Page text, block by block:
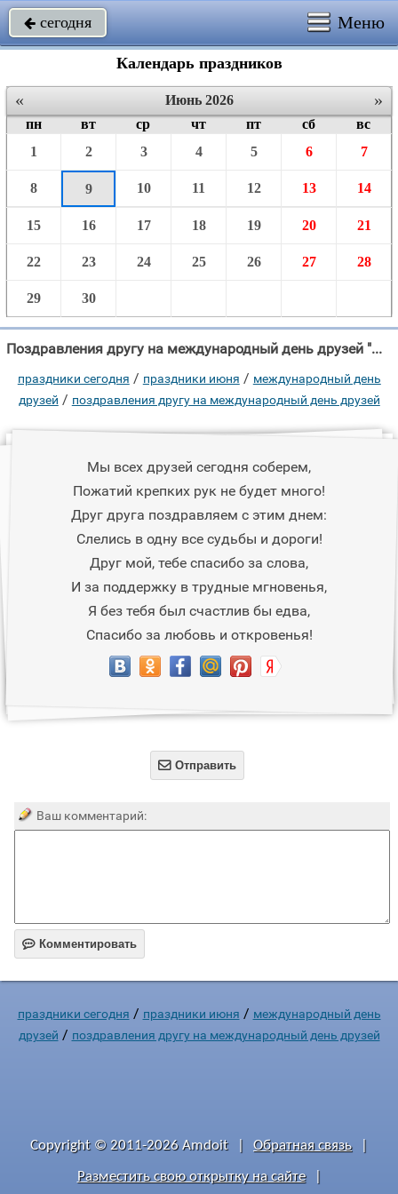
 сегодня Меню
Календарь праздников
« »
Июнь 2026
пн
вт ср чт пт сб
вс
1
2 3 4 5 6 7
8 9 10 11 12 13 14
15 16 17 18 19 20 21
22 23 24 25 26 27 28
29 30
Поздравления другу на международный день друзей "Мы всех друзей сегодня соберем, Пожатий крепких рук не будет много!"
праздники сегодня / праздники июня / международный день
друзей / поздравления другу на международный день друзей
Мы всех друзей сегодня соберем,
Пожатий крепких рук не будет много!
Друг друга поздравляем с этим днем:
Слелись в одну все судьбы и дороги!
Друг мой, тебе спасибо за слова,
И за поддержку в трудные мгновенья,
Я без тебя был счастлив бы едва,
Спасибо за любовь и откровенья!
 Отправить
Ваш комментарий:
 Комментировать
праздники сегодня / праздники июня / международный день
друзей / поздравления другу на международный день друзей
Copyright © 2011-2026 Amdoit Обратная связь
Разместить свою открытку на сайте